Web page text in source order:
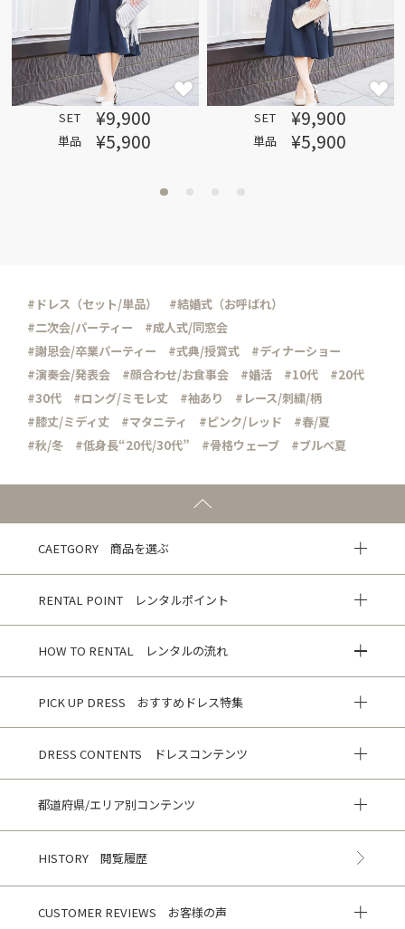
SET ¥9,900
単品 ¥5,900
SET ¥9,900
単品 ¥5,900
#ドレス（セット/単品）
#結婚式（お呼ばれ）
#二次会/パーティー
#成人式/同窓会
#謝恩会/卒業パーティー
#式典/授賞式
#ディナーショー
#演奏会/発表会
#顔合わせ/お食事会 #婚活 #10代
#20代
#30代
#ロング/ミモレ丈 #袖あり
#レース/刺繍/柄
#膝丈/ミディ丈
#マタニティ #ピンク/レッド
#春/夏
#秋/冬
#低身長“20代/30代” #骨格ウェーブ #ブルべ夏
CAETGORY 商品を選ぶ
RENTAL POINT レンタルポイント
HOW TO RENTAL レンタルの流れ
PICK UP DRESS おすすめドレス特集
DRESS CONTENTS ドレスコンテンツ
都道府県/エリア別コンテンツ
HISTORY 閲覧履歴
CUSTOMER REVIEWS お客様の声